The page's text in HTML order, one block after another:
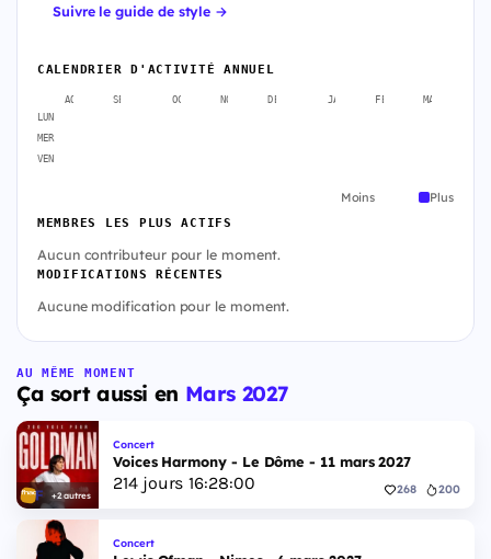
Suivre le guide de style →
CALENDRIER D'ACTIVITÉ ANNUEL
AOÛT SEPT. OCT. NOV. DÉC. JANV. FÉVR. MARS
LUN
MER
VEN
Moins Plus
MEMBRES LES PLUS ACTIFS
Aucun contributeur pour le moment.
MODIFICATIONS RÉCENTES
Aucune modification pour le moment.
AU MÊME MOMENT
Ça sort aussi en Mars 2027
+2 autres
Concert
Voices Harmony - Le Dôme - 11 mars 2027
214jours 16:27:59 268 200
Concert